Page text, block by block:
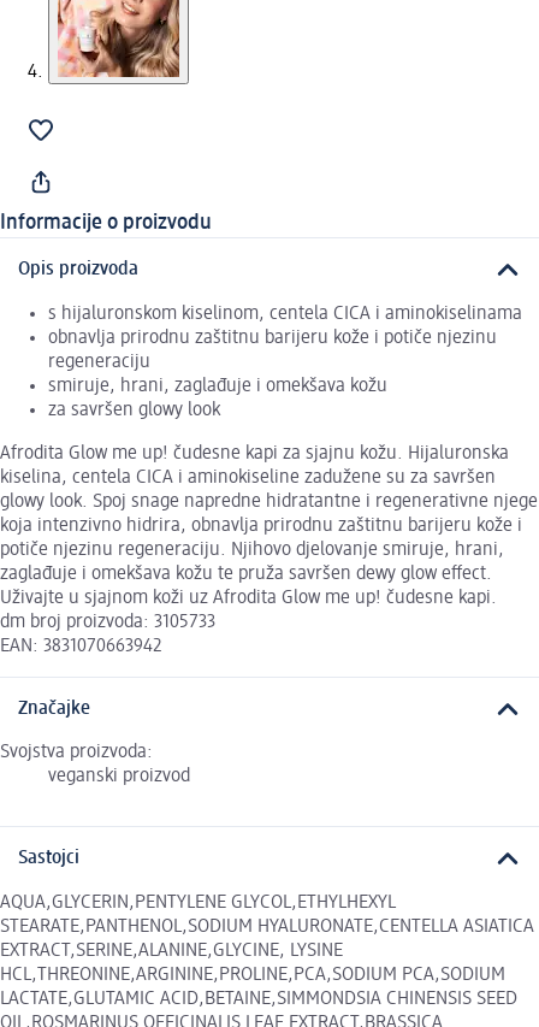
Informacije o proizvodu
Opis proizvoda
s hijaluronskom kiselinom, centela CICA i aminokiselinama
obnavlja prirodnu zaštitnu barijeru kože i potiče njezinu
regeneraciju
smiruje, hrani, zaglađuje i omekšava kožu
za savršen glowy look
Afrodita Glow me up! čudesne kapi za sjajnu kožu. Hijaluronska
kiselina, centela CICA i aminokiseline zadužene su za savršen
glowy look. Spoj snage napredne hidratantne i regenerativne njege
koja intenzivno hidrira, obnavlja prirodnu zaštitnu barijeru kože i
potiče njezinu regeneraciju. Njihovo djelovanje smiruje, hrani,
zaglađuje i omekšava kožu te pruža savršen dewy glow effect.
Uživajte u sjajnom koži uz Afrodita Glow me up! čudesne kapi.
dm broj proizvoda: 3105733
EAN: 3831070663942
Značajke
Svojstva proizvoda:
veganski proizvod
Sastojci
AQUA,GLYCERIN,PENTYLENE GLYCOL,ETHYLHEXYL
STEARATE,PANTHENOL,SODIUM HYALURONATE,CENTELLA ASIATICA
EXTRACT,SERINE,ALANINE,GLYCINE, LYSINE
HCL,THREONINE,ARGININE,PROLINE,PCA,SODIUM PCA,SODIUM
LACTATE,GLUTAMIC ACID,BETAINE,SIMMONDSIA CHINENSIS SEED
OIL,ROSMARINUS OFFICINALIS LEAF EXTRACT,BRASSICA